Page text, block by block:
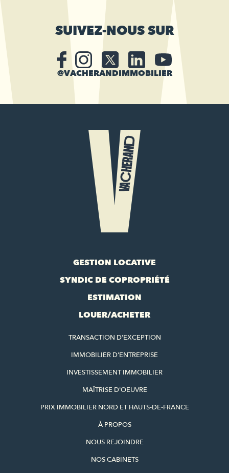
SUIVEZ-NOUS SUR
@VACHERANDIMMOBILIER
GESTION LOCATIVE
SYNDIC DE COPROPRIÉTÉ
ESTIMATION
LOUER/ACHETER
TRANSACTION D'EXCEPTION
IMMOBILIER D'ENTREPRISE
INVESTISSEMENT IMMOBILIER
MAÎTRISE D'OEUVRE
PRIX IMMOBILIER NORD ET HAUTS-DE-FRANCE
À PROPOS
NOUS REJOINDRE
NOS CABINETS